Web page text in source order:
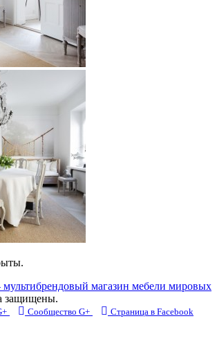
магазин мебели мировых
защищены.
Сообщество G+ Страница в Facebook